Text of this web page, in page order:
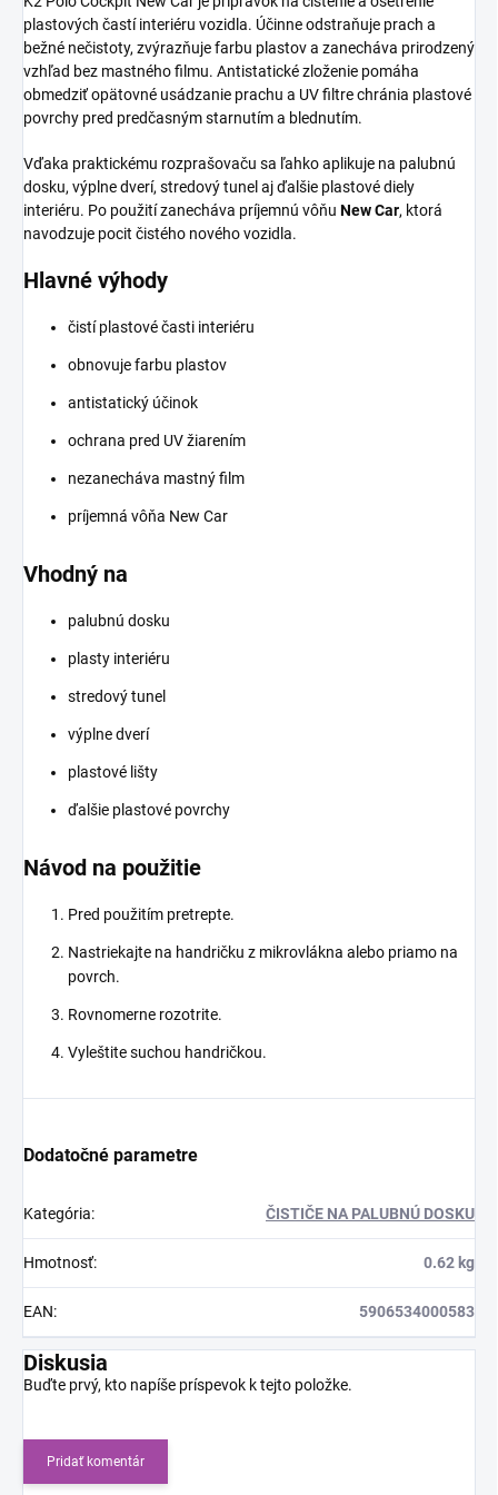
plastových častí interiéru vozidla. Účinne odstraňuje prach a
bežné nečistoty, zvýrazňuje farbu plastov a zanecháva prirodzený
vzhľad bez mastného filmu. Antistatické zloženie pomáha
obmedziť opätovné usádzanie prachu a UV filtre chránia plastové
povrchy pred predčasným starnutím a blednutím.
Vďaka praktickému rozprašovaču sa ľahko aplikuje na palubnú
dosku, výplne dverí, stredový tunel aj ďalšie plastové diely
interiéru. Po použití zanecháva príjemnú vôňu New Car, ktorá
navodzuje pocit čistého nového vozidla.
Hlavné výhody
čistí plastové časti interiéru
obnovuje farbu plastov
antistatický účinok
ochrana pred UV žiarením
nezanecháva mastný film
príjemná vôňa New Car
Vhodný na
palubnú dosku
plasty interiéru
stredový tunel
výplne dverí
plastové lišty
ďalšie plastové povrchy
Návod na použitie
Pred použitím pretrepte.
Nastriekajte na handričku z mikrovlákna alebo priamo na
povrch.
Rovnomerne rozotrite.
Vyleštite suchou handričkou.
Dodatočné parametre
Kategória: ČISTIČE NA PALUBNÚ DOSKU
Hmotnosť: 0.62 kg
EAN: 5906534000583
Diskusia
Buďte prvý, kto napíše príspevok k tejto položke.
Pridať komentár